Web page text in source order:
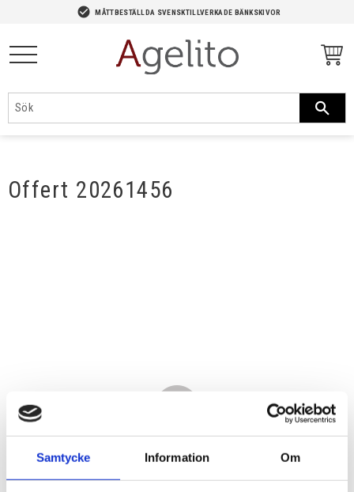
Samtycke Information Om
check_circle MÅTTBESTÄLLDA SVENSKTILLVERKADE BÄNKSKIVOR
Offert 20261456